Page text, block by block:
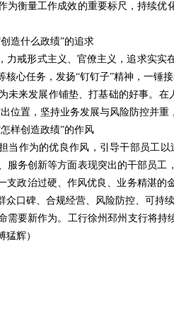
为衡量工作成效的重要标尺，持续
造什么政绩”的追求
力戒形式主义、官僚主义，追求实
核心任务，发扬“钉钉子”精神，一锤
未来发展作铺垫、打基础的好事。
位置，坚持业务发展与风险防控并
样创造政绩”的作风
当作为的优良作风，引导干部员工
服务创新等方面表现突出的干部员
支政治过硬、作风优良、业务精湛
众口碑、合规经营、风险防控、可持
需要新作为。工行徐州邳州支行将
辉）